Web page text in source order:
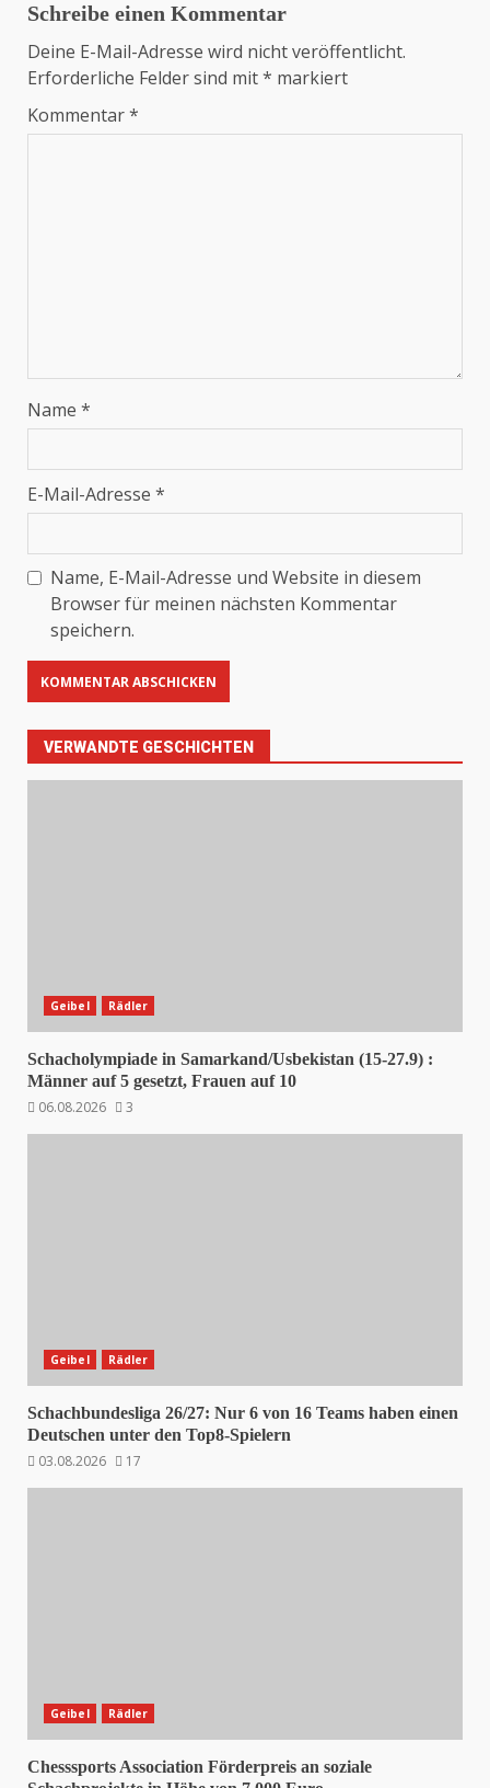
Schreibe einen Kommentar
Deine E-Mail-Adresse wird nicht veröffentlicht.
Erforderliche Felder sind mit* markiert
Kommentar*
Name *
E-Mail-Adresse *
Name, E-Mail-Adresse und Website in diesem
Browser für meinen nächsten Kommentar
speichern.
VERWANDTE GESCHICHTEN
Geibel Rädler
Schacholympiade in Samarkand/Usbekistan (15-27.9) :
Männer auf 5 gesetzt, Frauen auf 10
06.08.2026
3
Geibel Rädler
Schachbundesliga 26/27: Nur 6 von 16 Teams haben einen
Deutschen unter den Top8-Spielern
03.08.2026
17
Geibel Rädler
Chesssports Association Förderpreis an soziale